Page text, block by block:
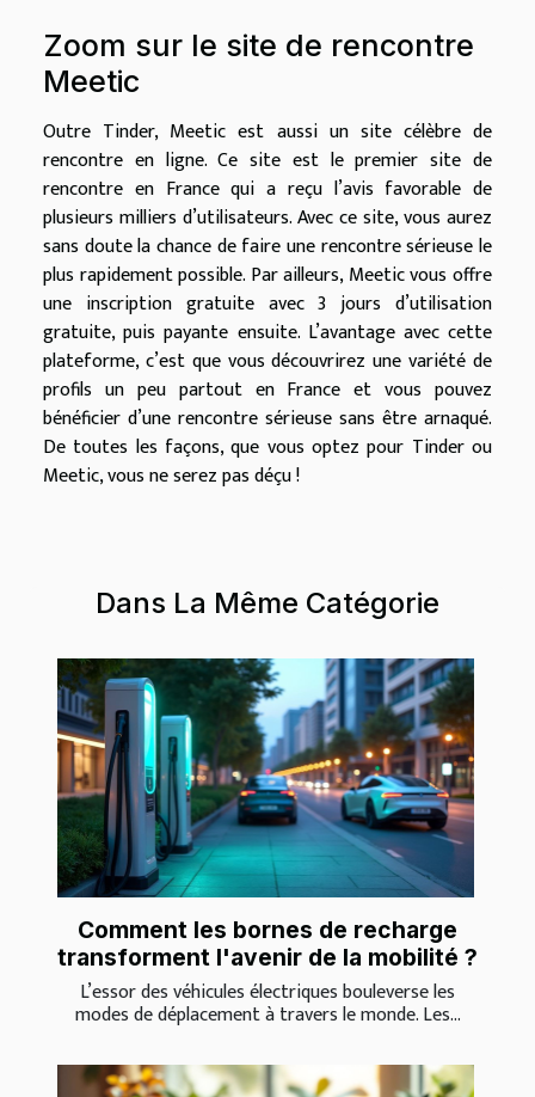
Zoom sur le site de rencontre
Meetic
Outre Tinder, Meetic est aussi un site célèbre de
rencontre en ligne. Ce site est le premier site de
rencontre en France qui a reçu l’avis favorable de
plusieurs milliers d’utilisateurs. Avec ce site, vous aurez
sans doute la chance de faire une rencontre sérieuse le
plus rapidement possible. Par ailleurs, Meetic vous offre
une inscription gratuite avec 3 jours d’utilisation
gratuite, puis payante ensuite. L’avantage avec cette
plateforme, c’est que vous découvrirez une variété de
profils un peu partout en France et vous pouvez
bénéficier d’une rencontre sérieuse sans être arnaqué.
De toutes les façons, que vous optez pour Tinder ou
Meetic, vous ne serez pas déçu !
Dans La Même Catégorie
Comment les bornes de recharge
transforment l'avenir de la mobilité ?
L’essor des véhicules électriques bouleverse les
modes de déplacement à travers le monde. Les...